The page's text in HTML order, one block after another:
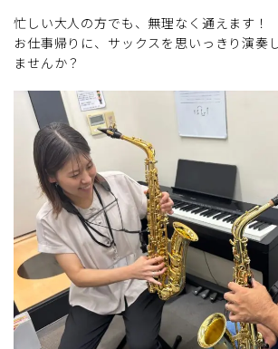
忙しい大人の方でも、無理なく通えます！
お仕事帰りに、サックスを思いっきり演奏
ませんか？